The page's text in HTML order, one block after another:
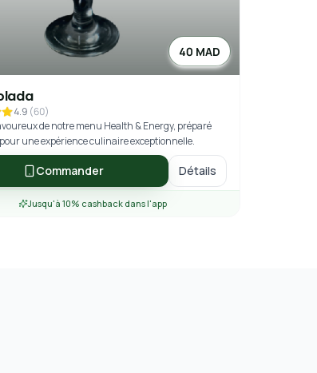
40 MAD
4.9 (60)
de notre menu Health & Energy, préparé
une expérience culinaire exceptionnelle.
Commander Détails
Jusqu'à 10% cashback dans l'app